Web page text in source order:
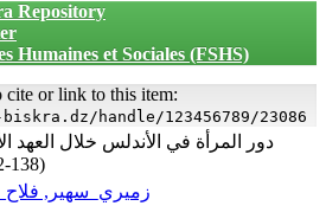
Repository
Humaines et Sociales (FSHS)
cite or link to this item:
handle/123456789/23086
دور المرأة في الأندلس خلال العهد
(138-422ه)
زميري_سهير,